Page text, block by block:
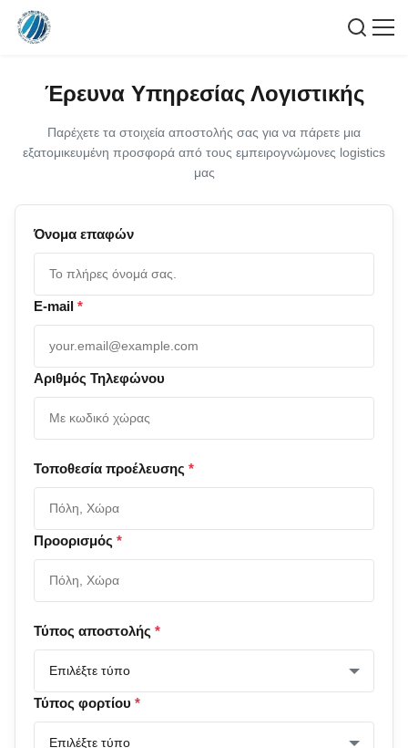
Έρευνα Υπηρεσίας Λογιστικής
Παρέχετε τα στοιχεία αποστολής σας για να πάρετε μια
εξατομικευμένη προσφορά από τους εμπειρογνώμονες logistics
μας
Όνομα επαφών
E-mail *
Αριθμός Τηλεφώνου
Τοποθεσία προέλευσης *
Προορισμός *
Τύπος αποστολής *
Τύπος φορτίου *